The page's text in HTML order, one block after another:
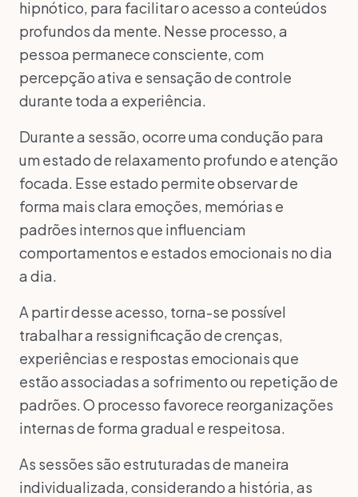
hipnótico, para facilitar o acesso a conteúdos
profundos da mente. Nesse processo, a
pessoa permanece consciente, com
percepção ativa e sensação de controle
durante toda a experiência.
Durante a sessão, ocorre uma condução para
um estado de relaxamento profundo e atenção
focada. Esse estado permite observar de
forma mais clara emoções, memórias e
padrões internos que influenciam
comportamentos e estados emocionais no dia
a dia.
A partir desse acesso, torna-se possível
trabalhar a ressignificação de crenças,
experiências e respostas emocionais que
estão associadas a sofrimento ou repetição de
padrões. O processo favorece reorganizações
internas de forma gradual e respeitosa.
As sessões são estruturadas de maneira
individualizada, considerando a história, as